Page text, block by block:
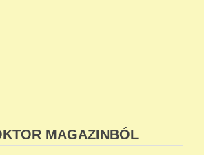
MAGAZINBÓL